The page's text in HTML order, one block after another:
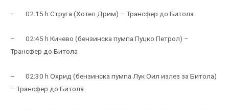
– 02.15 h Струга (Хотел Дрим) – Трансфер до Битола
– 02:45 h Кичево (бензинска пумпа Пуцко Петрол) –
Трансфер до Битола
– 02:30 h Охрид (бензинска пумпа Лук Оил излез за Битола)
– Трансфер до Битола